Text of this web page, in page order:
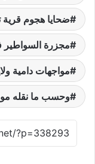
ضحايا هجوم قرية
مجزرة السواطير
مواجهات دامية
وحسب ما نقله